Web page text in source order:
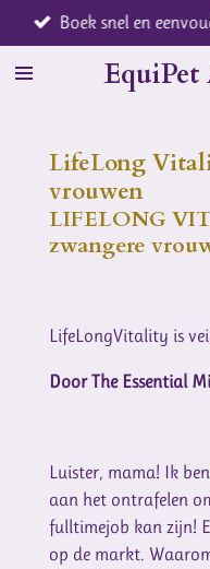
direct
naar
Boek snel en
LifeLong
vrouwen
LIFELONG
zwangere
LifeLongVitality is
Door The Essential
Luister, mama! Ik
aan het ontrafelen
fulltimejob kan zijn!
op de markt.